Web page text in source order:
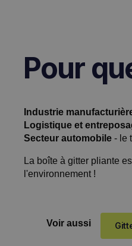
Pour
Industrie
Logistique et
Secteur automobile - le
La boîte à gitter pliante
l'environnement !
Voir aussi